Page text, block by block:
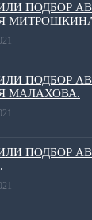
ПОДБОР
ПОДБОР
МАЛАХОВА.
ПОДБОР